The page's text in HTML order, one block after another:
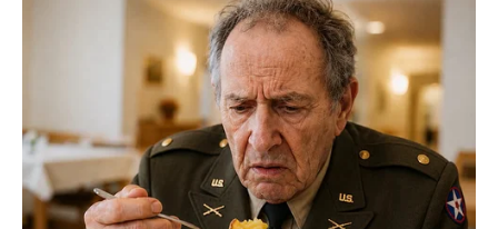
drugim. Što se tiče mještanke koju smo ranije
intervjuirali, ona je samo čula vikanje i potrčala prema
mjestu nesreće gdje je zatekla dječaka na prednjem
U trenutku nevjerojatne snage, unatoč ozljedama, uspio
je ustati i izvući sina iz smrskanog vozila, no dijete nije
davalo znakove života. Podsjećamo, u ovoj tragičnoj